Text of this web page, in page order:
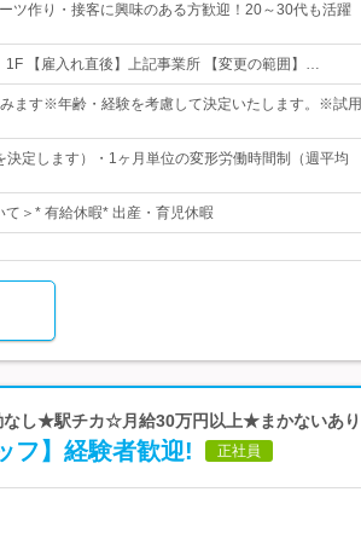
ツ作り・接客に興味のある方歓迎！20～30代も活躍
【雇入れ直後】上記事業所 【変更の範囲】…
ます※年齢・経験を考慮して決定いたします。※試用
定します）・1ヶ月単位の変形労働時間制（週平均
＞* 有給休暇* 出産・育児休暇
し★駅チカ☆月給30万円以上★まかないあり
フ】経験者歓迎! 正社員